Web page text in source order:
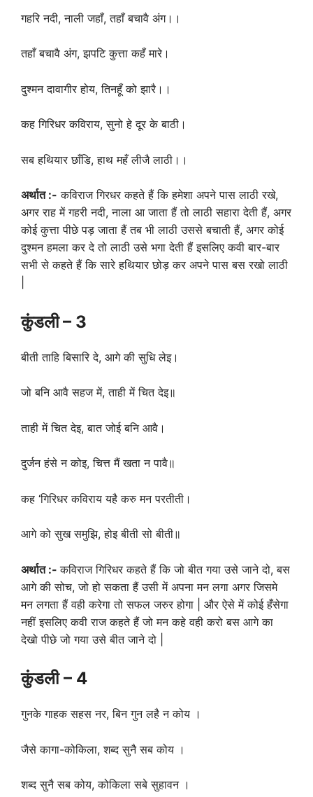
गहरि नदी, नाली जहाँ, तहाँ बचावै अंग।।
तहाँ बचावै अंग, झपटि कुत्ता कहँ मारे।
दुश्मन दावागीर होय, तिनहूँ को झारै।।
कह गिरिधर कविराय, सुनो हे दूर के बाठी।
सब हथियार छाँडि, हाथ महँ लीजै लाठी।।
अर्थात :- कविराज गिरधर कहते हैं कि हमेशा अपने पास लाठी रखे,
अगर राह में गहरी नदी, नाला आ जाता हैं तो लाठी सहारा देती हैं, अगर
कोई कुत्ता पीछे पड़ जाता हैं तब भी लाठी उससे बचाती हैं, अगर कोई
दुश्मन हमला कर दे तो लाठी उसे भगा देती हैं इसलिए कवी बार-बार
सभी से कहते हैं कि सारे हथियार छोड़ कर अपने पास बस रखो लाठी
कुंडली – 3
बीती ताहि बिसारि दे, आगे की सुधि लेइ।
जो बनि आवै सहज में, ताही में चित देइ॥
ताही में चित देइ, बात जोई बनि आवै।
दुर्जन हंसे न कोइ, चित्त मैं खता न पावै॥
कह ‘गिरिधर कविराय यहै करु मन परतीती।
आगे को सुख समुझि, होइ बीती सो बीती॥
अर्थात :- कविराज गिरिधर कहते हैं कि जो बीत गया उसे जाने दो, बस
आगे की सोच, जो हो सकता हैं उसी में अपना मन लगा अगर जिसमे
मन लगता हैं वही करेगा तो सफल जरुर होगा | और ऐसे में कोई हँसेगा
नहीं इसलिए कवी राज कहते हैं जो मन कहे वही करो बस आगे का
देखो पीछे जो गया उसे बीत जाने दो |
कुंडली – 4
गुनके गाहक सहस नर, बिन गुन लहै न कोय ।
जैसे कागा-कोकिला, शब्द सुनै सब कोय ।
शब्द सुनै सब कोय, कोकिला सबे सुहावन ।